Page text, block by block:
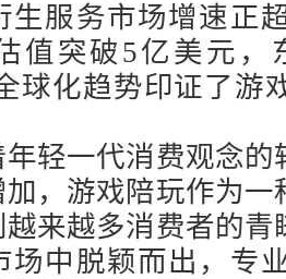
生服务市场增速正
估值突破5亿美元
球化趋势印证了游
轻一代消费观念
，游戏陪玩作为
来越多消费者的
场中脱颖而出，专